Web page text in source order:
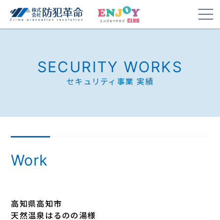
SECURITY WORKS
セキュリティ事業 実績
Work
高知県高知市
天然温泉はるのの湯様